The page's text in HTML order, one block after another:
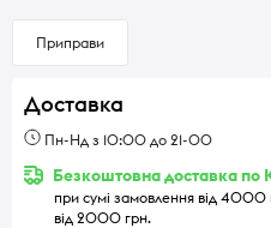
Приправи
Доставка
Пн-Нд з 10:00 до 21-00
Безкоштовна доставка по
при сумі замовлення від 4000
від 2000 грн.